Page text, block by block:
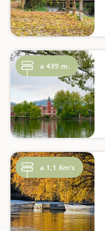
a 439 m.
a 1,1 Km's